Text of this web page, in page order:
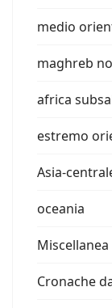
medio
maghreb
africa
estremo
Asia-
oceania
Miscellanea
Cronache